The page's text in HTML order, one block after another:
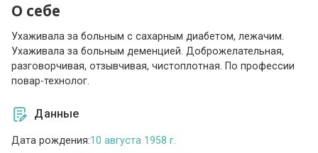
О себе
Ухаживала за больным с сахарным диабетом, лежачим.
Ухаживала за больным деменцией. Доброжелательная,
разговорчивая, отзывчивая, чистоплотная. По профессии
повар-технолог.
Данные
Дата рождения:10 августа 1958 г.